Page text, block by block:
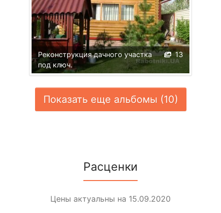
13
Реконструкция дачного участка
под ключ.
Показать еще альбомы (10)
Расценки
Цены актуальны на 15.09.2020